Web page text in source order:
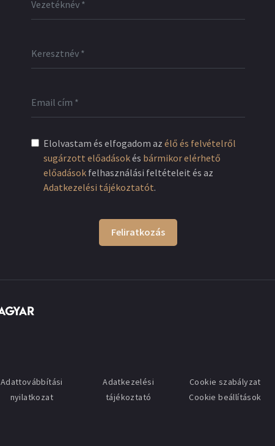
Elolvastam és elfogadom az élő és felvételről
sugárzott előadásokés bármikor elérhető
előadások felhasználási feltételeit és az
Adatkezelési tájékoztatót.
Feliratkozás
Adattovábbítási
nyilatkozat
Adatkezelési
tájékoztató
Cookie szabályzat
Cookie beállítások